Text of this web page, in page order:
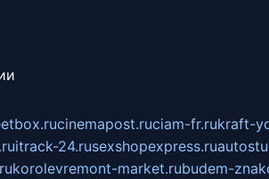
cinemapost.ruciam-fr.rukraft-
itrack-24.rusexshopexpress.ru
korolevremont-market.rubudem-